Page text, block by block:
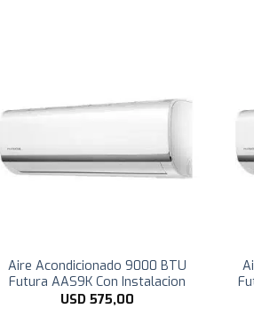
Aire Acondicionado 9000 BTU
Futura AAS9K Con Instalacion
USD 575,00